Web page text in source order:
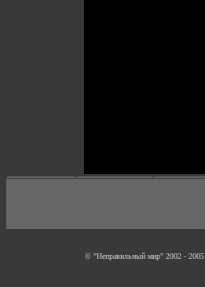
© "Неправильный мир" 2002 - 2005